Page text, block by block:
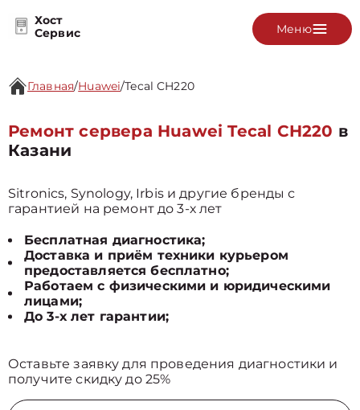
Хост
Сервис
Меню
Главная/Huawei/Tecal CH220
Ремонт сервера Huawei Tecal CH220 в
Казани
Sitronics, Synology, Irbis и другие бренды с
гарантией на ремонт до 3-х лет
Бесплатная диагностика;
Доставка и приём техники курьером
предоставляется бесплатно;
Работаем с физическими и юридическими
лицами;
До 3-х лет гарантии;
Оставьте заявку для проведения диагностики и
получите скидку до 25%